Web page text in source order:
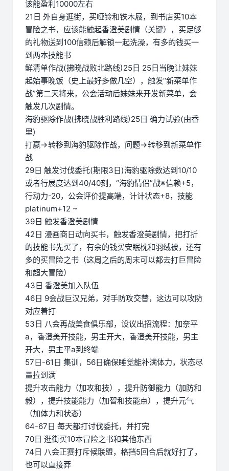
该能盈利10000左右
21日 外自身逛街，买哑铃和铁木屐，到书店买10本
冒险之书，应该能触起香澄美剧情（关键），买足够
的礼物送到100信赖后解锁一起洗澡，有多的钱买一
到两本技能书
鲜清单作战(拂晓战败北路线)25日 25日当晚让妹妹
起始事晚饭（史上最好多做几空），触发“新菜单作
战”第二天将来，公会活动后妹妹来开发新菜单，会
触发几次剧情。
海豹驱除作战(拂晓战胜利路线)25日 确力试验(由香
里)
打赢→转移到海豹驱除作战，问题→转移到新菜单作
战
29日 触发讨伐委托(期限3日)海豹驱除数达到10/10
或者行展度达到40/40刻，“海豹情侣”战※信赖+5，
行动力-20，公会评价提高端，计计状态+8，技能
platinum+12 ~
39日 触发香澄美剧情
42日 漫画商日动向买书，触发香澄美剧情，把打折
的技能书先买了，有余的钱买安眠枕和羽绒被，还有
多的买冒险之书（这周之后的周末可以都去打巨冒险
和超大冒险）
43日 香澄美加入队伍
46日 9会战巨汉兄弟，对手防攻交替，这边可以攻防
对应着打
53日 八会再战美食俱乐部，设议出招流程：加奈平
a，香澄美开技能，男主开大，香澄美开技能，男主
开大，男主平a到终端
57日-61日 集训，56日确保睡觉能补满体力，状态尽
量拉到满
提升攻击能力（加攻和技），提升防御能力（加防和
毅），提升技能能力（加智和技能点），提升元气
（加体力和状态）
64-67日 每天都打讨伐委托，并打完
70日 逛街买10本冒险之书和其他东西
74日 八会正赛打斥候联盟，格挡5回合后就好打了，
也可以直接莽